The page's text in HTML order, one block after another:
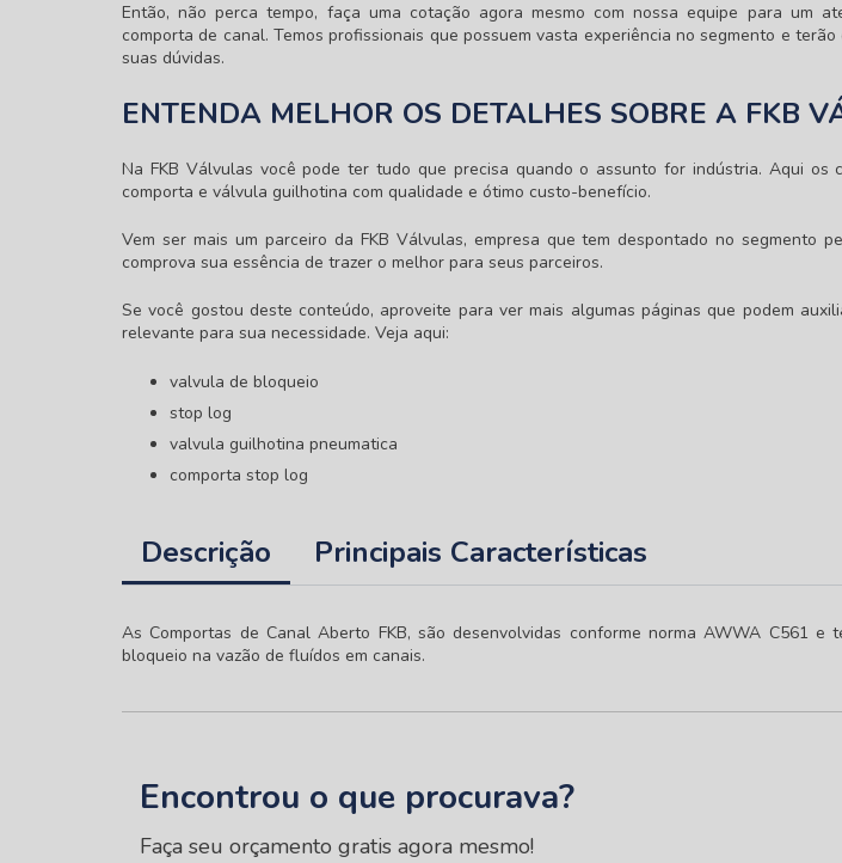
Então, não perca tempo, faça uma cotação agora mesmo com nossa equipe para um
comporta de canal. Temos profissionais que possuem vasta experiência no segmento e
suas dúvidas.
ENTENDA MELHOR OS DETALHES SOBRE A FKB
Na FKB Válvulas você pode ter tudo que precisa quando o assunto for indústria. Aqui os
comporta e válvula guilhotina com qualidade e ótimo custo-benefício.
Vem ser mais um parceiro da FKB Válvulas, empresa que tem despontado no segmento
comprova sua essência de trazer o melhor para seus parceiros.
Se você gostou deste conteúdo, aproveite para ver mais algumas páginas que podem
relevante para sua necessidade. Veja aqui:
valvula de bloqueio
stop log
valvula guilhotina pneumatica
comporta stop log
Descrição Principais Características
As Comportas de Canal Aberto FKB, são desenvolvidas conforme norma AWWA C561 e
bloqueio na vazão de fluídos em canais.
Encontrou o que procurava?
Faça seu orçamento gratis agora mesmo!